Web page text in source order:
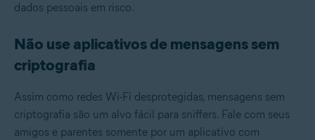
dados pessoais em risco.
Não use aplicativos de mensagens sem
criptografia
Assim como redes Wi-Fi desprotegidas, mensagens sem
criptografia são um alvo fácil para sniffers. Fale com seus
amigos e parentes somente por um aplicativo com